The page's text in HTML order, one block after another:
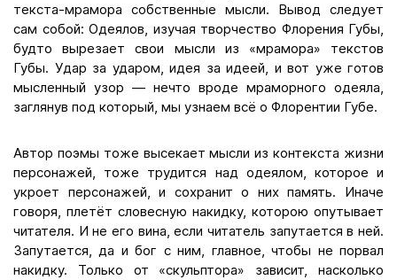
текста-мрамора собственные мысли. Вывод следует
сам собой: Одеялов, изучая творчество Флорения Губы,
будто вырезает свои мысли из «мрамора» текстов
Губы. Удар за ударом, идея за идеей, и вот уже готов
мысленный узор — нечто вроде мраморного одеяла,
заглянув под который, мы узнаем всё о Флорентии Губе.
Автор поэмы тоже высекает мысли из контекста жизни
персонажей, тоже трудится над одеялом, которое и
укроет персонажей, и сохранит о них память. Иначе
говоря, плетёт словесную накидку, которою опутывает
читателя. И не его вина, если читатель запутается в ней.
Запутается, да и бог с ним, главное, чтобы не порвал
накидку. Только от «скульптора» зависит, насколько